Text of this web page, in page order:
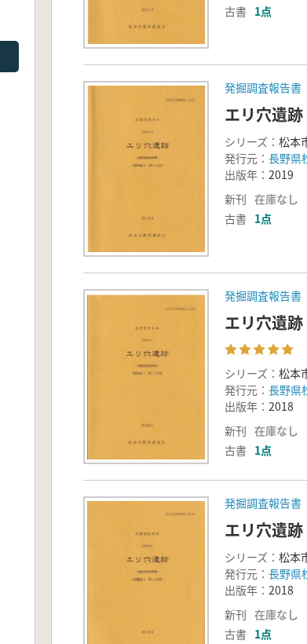
古書 1点
発掘調査報告書
エリ穴遺
シリーズ： 松本
発行元： 長野県
出版年： 2019
新刊 在庫なし
古書 1点
発掘調査報告書
エリ穴遺
シリーズ： 松本
発行元： 長野県
出版年： 2018
新刊 在庫なし
古書 1点
発掘調査報告書
エリ穴遺
シリーズ： 松本
発行元： 長野県
出版年： 2018
新刊 在庫なし
古書 1点